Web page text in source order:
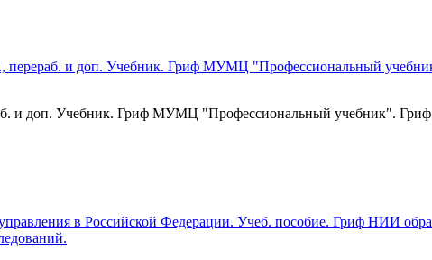
и доп. Учебник. Гриф МУМЦ "Профессиональный учебник".